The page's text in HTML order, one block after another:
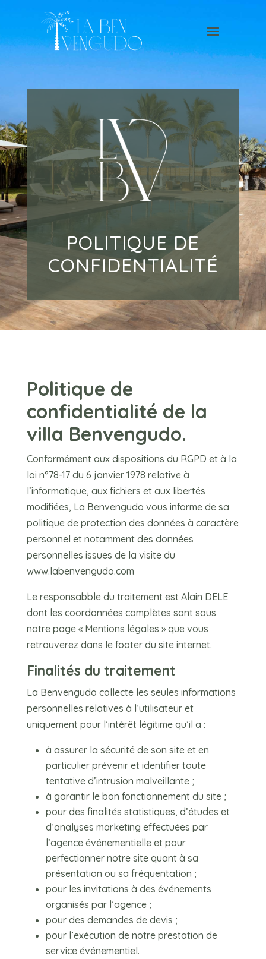
POLITIQUE DE
CONFIDENTIALITÉ
Politique de
confidentialité de la
villa Benvengudo.
Conformément aux dispositions du RGPD et à la
loi n°78-17 du 6 janvier 1978 relative à
l’informatique, aux fichiers et aux libertés
modifiées, La Benvengudo vous informe de sa
politique de protection des données à caractère
personnel et notamment des données
personnelles issues de la visite du
www.labenvengudo.com
Le responsabble du traitement est Alain DELE
dont les coordonnées complètes sont sous
notre page « Mentions légales » que vous
retrouverez dans le footer du site internet.
Finalités du traitement
La Benvengudo collecte les seules informations
personnelles relatives à l’utilisateur et
uniquement pour l’intérêt légitime qu’il a :
à assurer la sécurité de son site et en
particulier prévenir et identifier toute
tentative d’intrusion malveillante ;
à garantir le bon fonctionnement du site ;
pour des finalités statistiques, d’études et
d’analyses marketing effectuées par
l’agence événementielle et pour
perfectionner notre site quant à sa
présentation ou sa fréquentation ;
pour les invitations à des événements
organisés par l’agence ;
pour des demandes de devis ;
pour l’exécution de notre prestation de
service événementiel.